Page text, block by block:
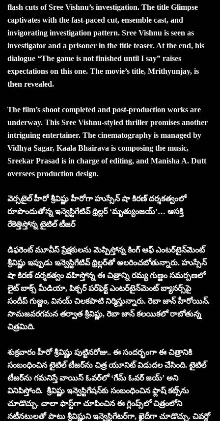
flash cuts of Sree Vishnu’s investigation. The title Glimpse
captivates with the fast-paced cut, ensemble cast, and
invigorating investigation pattern. Sree Vishnu is seen as
investigator and a prisoner in the title teaser. At the end, his
dialogue “The game is not finished until I say” raises
expectations on this one. The movie’s title, Mrithyunjay, is
then revealed.
The film’s shoot completed and post-production works are
underway. This Sree Vishnu-styled thriller promises another
intriguing entertainer. The cinematography is managed by
Vidhya Sagar, Kaala Bhairava is composing the music,
Sreekar Prasad is in charge of editing, and Manisha A. Dutt
oversees production design.
వెర్సటైల్ హీరో శ్రీవిష్ణు హీరోగా హుస్సేన్ షా కిరణ్ దర్శకత్వంలో
రూపొందుతోన్న ఇన్వెస్టిగేటివ్ థ్రిల్లర్ ‘మృత్యుంజయ్’… ఆసక్తి
రేకెత్తిస్తోన్న టైటిల్ టీజర్
డిఫరెంట్ మూవీస్ ప్రేక్షకులను మెప్పిస్తోన్న కింగ్ ఆఫ్ ఎంటర్‌టైన్‌మెంట్
శ్రీవిష్ణు ఇప్పుడు ఇన్వెస్టిగేటివ్ థ్రిల్లర్‌తో అలరించబోతున్నారు. హుస్సేన్
షా కిరణ్ దర్శకత్వం వహిస్తోన్న ఈ చిత్రాన్ని రమ్య గుణ్ణం సమర్పణలో
లైట్ బాక్స్ మీడియా, పిక్చర్ పర్‌ఫెక్ట్ ఎంటర్‌టైన్‌మెంట్ బ్యానర్స్‌పై
సందీప్ గుణ్ణం, వినయ్ చిలకపాటి నిర్మిస్తున్నారు. రెబా జాన్ హీరోయిన్.
సామజవరగమన తర్వాత శ్రీవిష్ణు, రెబా జాన్ కలయికలో రాబోతున్న
చిత్రమిది.
శుక్రవారం హీరో శ్రీవిష్ణు పుట్టినరోజు.. ఈ సందర్భంగా ఈ చిత్రానికి
సంబంధించిన టైటిల్ టీజర్‌ను చిత్ర యూనిట్ విడుదల చేసింది. టైటిల్
టీజర్‌ను గమనిస్తే వాయిస్ ఓవర్‌లో ‘గేమ్ ఓవర్ జయ్’ అని
వినిపిస్తోంది. శ్రీవిష్ణు ఇన్వెస్టిగేషన్‌కు సంబంధించిన ఫ్లాష్ కట్స్‌ను
చూడొచ్చు. చాలా ఫాస్ట్‌గా చూపించిన ఈ గ్లింప్స్‌లో చిత్రంలోని
నటీనటులతో పాటు శ్రీవిష్ణుని ఇన్వెస్టిగేటర్‌గా, ఖైదీగా చూడొచ్చు. చివర్లో